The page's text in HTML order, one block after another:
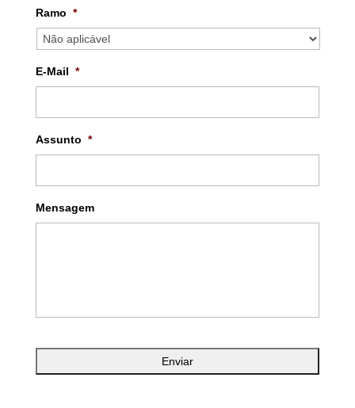
Ramo *
E-Mail *
Assunto *
Mensagem